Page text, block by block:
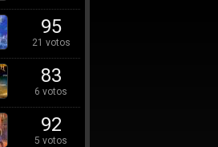
95
21 votos
83
6 votos
92
5 votos